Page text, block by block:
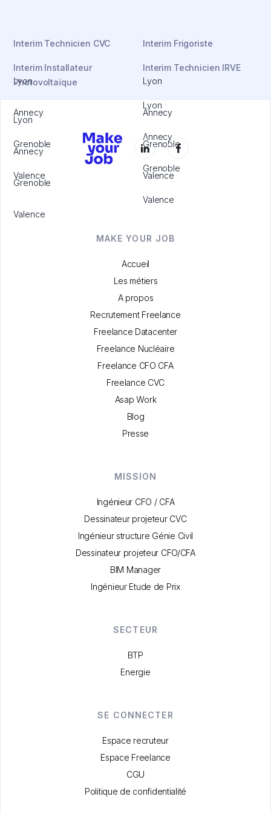
Interim Technicien CVC
Lyon
Annecy
Grenoble
Valence
Interim Frigoriste
Lyon
Annecy
Grenoble
Valence
Interim Installateur
Photovoltaïque
Lyon
Annecy
Grenoble
Valence
Interim Technicien IRVE
Lyon
Annecy
Grenoble
Valence
MAKE YOUR JOB
Accueil
Les métiers
A propos
Recrutement Freelance
Freelance Datacenter
Freelance Nucléaire
Freelance CFO CFA
Freelance CVC
Asap Work
Blog
Presse
MISSION
Ingénieur CFO / CFA
Dessinateur projeteur CVC
Ingénieur structure Génie Civil
Dessinateur projeteur CFO/CFA
BIM Manager
Ingénieur Etude de Prix
SECTEUR
BTP
Energie
SE CONNECTER
Espace recruteur
Espace Freelance
CGU
Politique de confidentialité